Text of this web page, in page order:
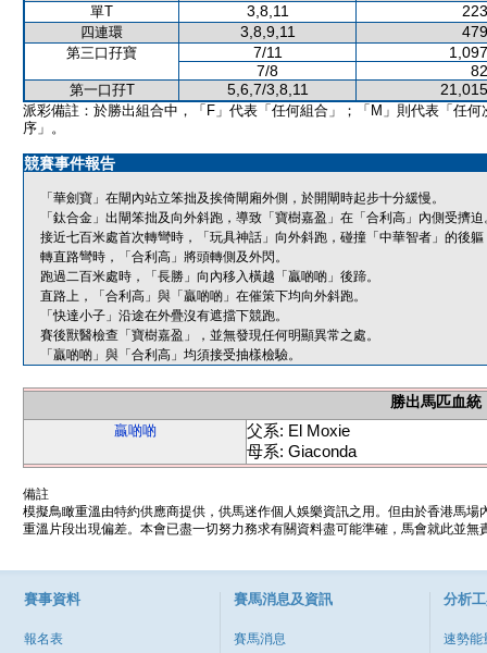
單T 3,8,11
四連環 3,8,9,11
第三口孖寶 7/11
7/8
第一口孖T 5,6,7/3,8,11
派彩備註：於勝出組合中，「F」代表「任何組合」；「M」則代表「任何
序」。
競賽事件報告
「華劍寶」在閘內站立笨拙及挨倚閘廂外側，於開閘時起步十分緩慢。
「鈦合金」出閘笨拙及向外斜跑，導致「寶樹嘉盈」在「合利高」內側受擠迫
接近七百米處首次轉彎時，「玩具神話」向外斜跑，碰撞「中華智者」的後
轉直路彎時，「合利高」將頭轉側及外閃。
跑過二百米處時，「長勝」向內移入橫越「贏啲啲」後蹄。
直路上，「合利高」與「贏啲啲」在催策下均向外斜跑。
「快達小子」沿途在外疊沒有遮擋下競跑。
賽後獸醫檢查「寶樹嘉盈」，並無發現任何明顯異常之處。
「贏啲啲」與「合利高」均須接受抽樣檢驗。
勝出馬匹血統
贏啲啲
父系: El Moxie
母系: Giaconda
備註
模擬鳥瞰重溫由特約供應商提供，供馬迷作個人娛樂資訊之用。但由於香港馬
重溫片段出現偏差。本會已盡一切努力務求有關資料盡可能準確，馬會就此並
賽事資料
報名表
賽馬消息及資訊
賽馬消息
分析
速勢能